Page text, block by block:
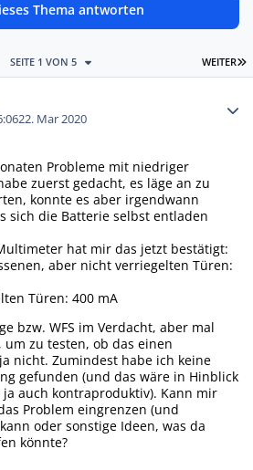
Thema antworten
WEITER
SEITE 1 VON 5
22. Mar 2020
Probleme mit niedriger
zuerst gedacht, es läge an zu
konnte es aber irgendwann
sich die Batterie selbst entladen
hat mir das jetzt bestätigt:
aber nicht verriegelten Türen:
Türen: 400 mA
bzw. WFS im Verdacht, aber mal
zu testen, ob das einen
nicht. Zumindest habe ich keine
gefunden (und das wäre in Hinblick
auch kontraproduktiv). Kann mir
Problem eingrenzen (und
oder sonstige Ideen, was da
könnte?